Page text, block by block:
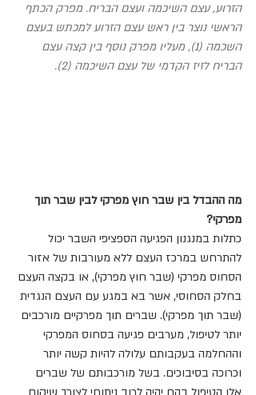
הזרוע, עצם השיכמה ועצם הבריח. מפרק הכתף
הראשי נוצר בין ראש עצם הזרוע למכתש בעצם
השכמה (1), מעליו מפרק נוסף בין קצה עצם
הבריח לזיז הקדמי של עצם השיכמה (2).
מה ההבדל בין שבר חוץ מפרקי לבין שבר תוך
מפרקי?
כתלות במנגנון הפגיעה הספציפי השבר יכול
להתרחש במרכז העצם ללא מעורבות של אזור
הסחוס מפרקי (שבר חוץ מפרקי), או בקצה העצם
בחלק הסחוסי, אשר בא במגע עם העצם הנגדית
(שבר תוך מפרקי). שברים תוך מפרקיים מורכבים
יותר לטיפול, מערבים פגיעה בסחוס המפרקי
וההחלמה בעקבותם עלולה להיות קשה יותר
וכרוכה בסיבוכים. בשל מורכבותם של שברים